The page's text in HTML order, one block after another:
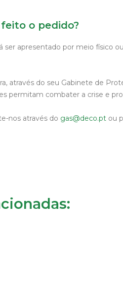
o pedido?
ser apresentado por meio físico
através do seu Gabinete de
permitam combater a crise e
nos através do gas@deco.pt ou